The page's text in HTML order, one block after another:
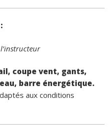
coupe vent, gants,
barre énergétique.
aux conditions